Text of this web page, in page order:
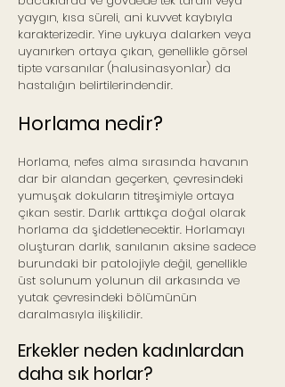
yaygın, kısa süreli, ani kuvvet kaybıyla
karakterizedir. Yine uykuya dalarken veya
uyanırken ortaya çıkan, genellikle görsel
tipte varsanılar (halusinasyonlar) da
hastalığın belirtilerindendir.
Horlama nedir?
Horlama, nefes alma sırasında havanın
dar bir alandan geçerken, çevresindeki
yumuşak dokuların titreşimiyle ortaya
çıkan sestir. Darlık arttıkça doğal olarak
horlama da şiddetlenecektir. Horlamayı
oluşturan darlık, sanılanın aksine sadece
burundaki bir patolojiyle değil, genellikle
üst solunum yolunun dil arkasında ve
yutak çevresindeki bölümünün
daralmasıyla ilişkilidir.
Erkekler neden kadınlardan
daha sık horlar?